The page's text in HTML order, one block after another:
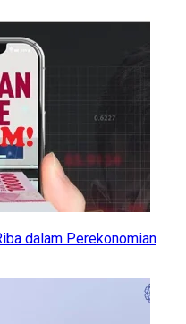
dalam Perekonomian